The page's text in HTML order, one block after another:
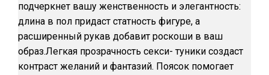
подчеркнет вашу женственность и элегантность:
длина в пол придаст статность фигуре, а
расширенный рукав добавит роскоши в ваш
образ.Легкая прозрачность секси- туники создаст
контраст желаний и фантазий. Поясок помогает